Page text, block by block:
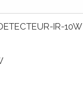
IR-10W
l’article